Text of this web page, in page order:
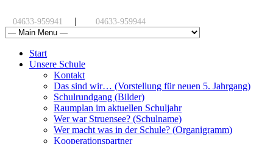
04633-959941 | 04633-959944
Start
Unsere Schule
Kontakt
Das sind wir… (Vorstellung für neuen 5. Jahrgang)
Schulrundgang (Bilder)
Raumplan im aktuellen Schuljahr
Wer war Struensee? (Schulname)
Wer macht was in der Schule? (Organigramm)
Kooperationspartner